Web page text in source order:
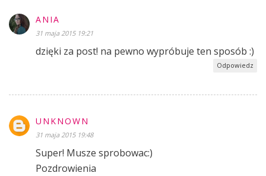
ANIA
31 maja 2015 19:21
dzięki za post! na pewno wypróbuje ten sposób :)
Odpowiedz
UNKNOWN
31 maja 2015 19:48
Super! Musze sprobowac:)
Pozdrowienia